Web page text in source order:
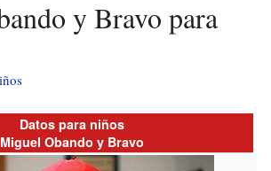
Datos para niños
Miguel Obando y Bravo